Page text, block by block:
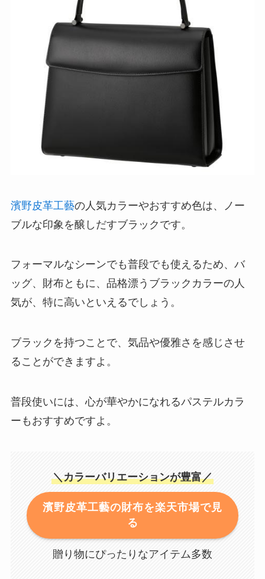
濱野皮革工藝の人気カラーやおすすめ色は、ノー
ブルな印象を醸しだすブラックです。
フォーマルなシーンでも普段でも使えるため、バ
ッグ、財布ともに、品格漂うブラックカラーの人
気が、特に高いといえるでしょう。
ブラックを持つことで、気品や優雅さを感じさせ
ることができますよ。
普段使いには、心が華やかになれるパステルカラ
ーもおすすめですよ。
＼カラーバリエーションが豊富／
濱野皮革工藝の財布を楽天市場で見
る
贈り物にぴったりなアイテム多数